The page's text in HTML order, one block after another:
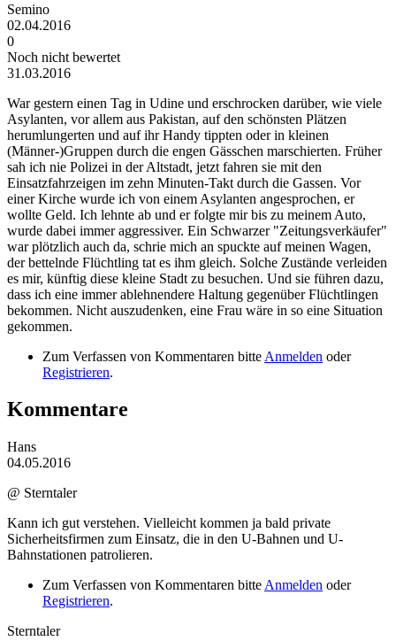
Semino
02.04.2016
0
Noch nicht bewertet
31.03.2016
War gestern einen Tag in Udine und erschrocken darüber, wie viele
Asylanten, vor allem aus Pakistan, auf den schönsten Plätzen
herumlungerten und auf ihr Handy tippten oder in kleinen
(Männer-)Gruppen durch die engen Gässchen marschierten. Früher
sah ich nie Polizei in der Altstadt, jetzt fahren sie mit den
Einsatzfahrzeigen im zehn Minuten-Takt durch die Gassen. Vor
einer Kirche wurde ich von einem Asylanten angesprochen, er
wollte Geld. Ich lehnte ab und er folgte mir bis zu meinem Auto,
wurde dabei immer aggressiver. Ein Schwarzer "Zeitungsverkäufer"
war plötzlich auch da, schrie mich an spuckte auf meinen Wagen,
der bettelnde Flüchtling tat es ihm gleich. Solche Zustände verleiden
es mir, künftig diese kleine Stadt zu besuchen. Und sie führen dazu,
dass ich eine immer ablehnendere Haltung gegenüber Flüchtlingen
bekommen. Nicht auszudenken, eine Frau wäre in so eine Situation
gekommen.
Zum Verfassen von Kommentaren bitte Anmelden oder
Registrieren.
Kommentare
Hans
04.05.2016
@ Sterntaler
Kann ich gut verstehen. Vielleicht kommen ja bald private
Sicherheitsfirmen zum Einsatz, die in den U-Bahnen und U-
Bahnstationen patrolieren.
Zum Verfassen von Kommentaren bitte Anmelden oder
Registrieren.
Sterntaler